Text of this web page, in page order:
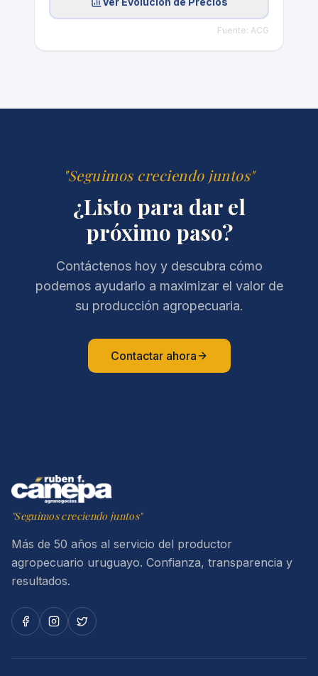
¿Listo para dar el
próximo paso?
Contáctenos hoy y descubra cómo
podemos ayudarlo a maximizar el valor de
su producción agropecuaria.
Contactar ahora
"Seguimos creciendo juntos"
Más de 50 años al servicio del productor
agropecuario uruguayo. Confianza, transparencia y
resultados.